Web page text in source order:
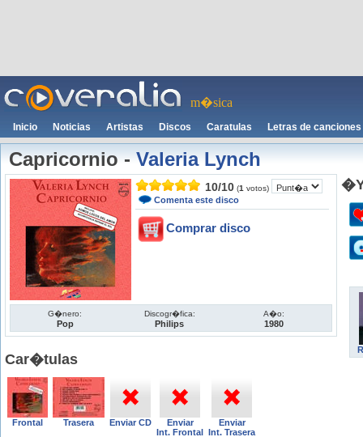
m�sica
Inicio Noticias Artistas Discos Caratulas Letras de canciones
Capricornio-Valeria Lynch
10/10 (1 votos)
Comenta este disco
Comprar disco
G�nero:
Pop
Discogr�fica:
Philips
A�o:
1980
Car�tulas
Frontal Trasera Enviar CD
Enviar
Int. Frontal
Enviar
Int. Trasera